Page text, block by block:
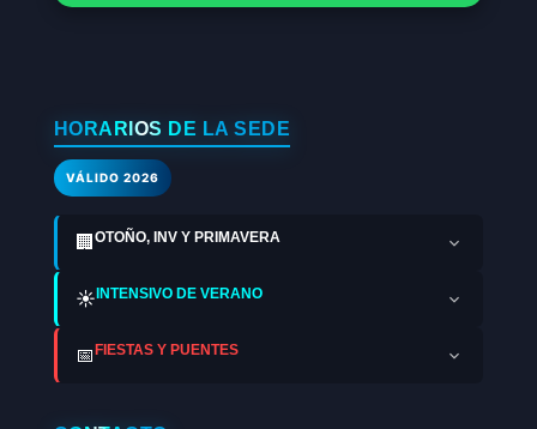
HORARIOS DE LA SEDE
VÁLIDO 2026
🏢 OTOÑO, INV Y PRIMAVERA
☀️INTENSIVO DE VERANO
📅FIESTAS Y PUENTES